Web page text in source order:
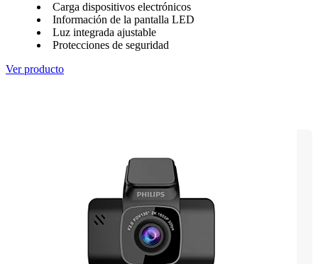
Carga dispositivos electrónicos
Información de la pantalla LED
Luz integrada ajustable
Protecciones de seguridad
Ver producto